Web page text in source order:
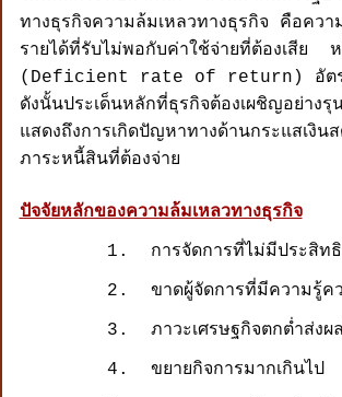
ทางธุรกิจความล้มเหลวทางธุรกิจ คือควา
รายได้ที่รับไม่พอกับค่าใช้จ่ายที่ต้องเสีย
(Deficient rate of return) อัตราผล
ดังนั้นประเด็นหลักที่ธุรกิจต้องเผชิญอย่า
แสดงถึงการเกิดปัญหาทางด้านกระแสเงิ
ภาระหนี้สินที่ต้องจ่าย
ปัจจัยหลักของความล้มเหลวทางธุรกิจ
1. การจัดการที่ไม่มีประสิทธิ
2. ขาดผู้จัดการที่มีความรู้ความ
3. ภาวะเศรษฐกิจตกต่ำส่งผลให้
4. ขยายกิจการมากเกินไป